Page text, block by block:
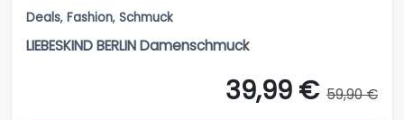
Deals, Fashion, Schmuck
LIEBESKIND BERLIN Damenschmuck
39,99 € 59,90 €